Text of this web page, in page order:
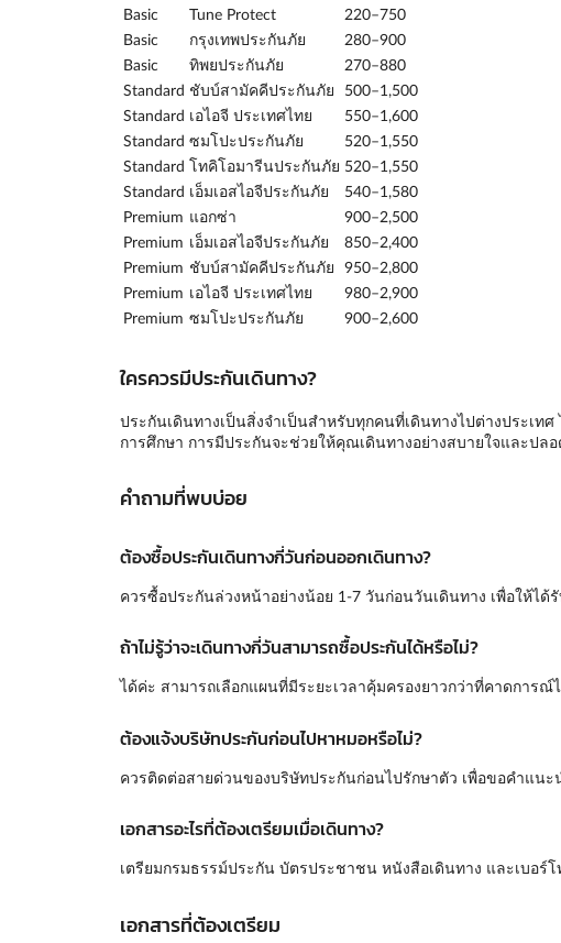
Basic
Tune Protect
220–750
Basic
กรุงเทพประกันภัย
280–900
Basic
ทิพยประกันภัย
270–880
Standard ชับบ์สามัคคีประกันภัย
500–1,500
Standard เอไอจี ประเทศไทย
550–1,600
Standard ซมโปะประกันภัย
520–1,550
Standard โทคิโอมารีนประกันภัย 520–1,550
Standard เอ็มเอสไอจีประกันภัย
540–1,580
Premium แอกซ่า
900–2,500
Premium เอ็มเอสไอจีประกันภัย
850–2,400
Premium ชับบ์สามัคคีประกันภัย 950–2,800
Premium เอไอจี ประเทศไทย
980–2,900
Premium ซมโปะประกันภัย 900–2,600
ใครควรมีประกันเดินทาง?
ประกันเดินทางเป็นสิ่งจำเป็นสำหรับทุกคนที่เดินทางไปต่างประเท
การศึกษา การมีประกันจะช่วยให้คุณเดินทางอย่างสบายใจและปลอ
คำถามที่พบบ่อย
ต้องซื้อประกันเดินทางกี่วันก่อนออกเดินทาง?
ควรซื้อประกันล่วงหน้าอย่างน้อย 1-7 วันก่อนวันเดินทาง เพื่อให้ไ
ถ้าไม่รู้ว่าจะเดินทางกี่วันสามารถซื้อประกันได้หรือไม่?
ได้ค่ะ สามารถเลือกแผนที่มีระยะเวลาคุ้มครองยาวกว่าที่คาดการณ์
ต้องแจ้งบริษัทประกันก่อนไปหาหมอหรือไม่?
ควรติดต่อสายด่วนของบริษัทประกันก่อนไปรักษาตัว เพื่อขอคำแนะ
เอกสารอะไรที่ต้องเตรียมเมื่อเดินทาง?
เตรียมกรมธรรม์ประกัน บัตรประชาชน หนังสือเดินทาง และเบอร์
เอกสารที่ต้องเตรียม